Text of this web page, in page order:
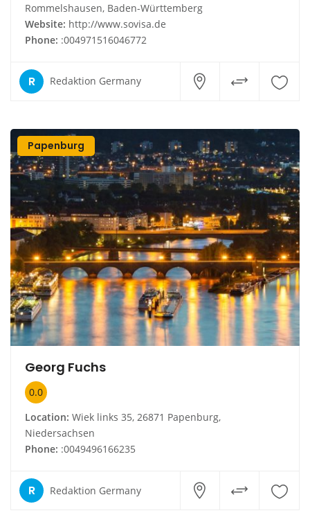
Rommelshausen, Baden-Württemberg
Website: http://www.sovisa.de
Phone: :004971516046772
R Redaktion Germany
Papenburg
Georg Fuchs
0.0
Location: Wiek links 35, 26871 Papenburg,
Niedersachsen
Phone: :0049496166235
R Redaktion Germany